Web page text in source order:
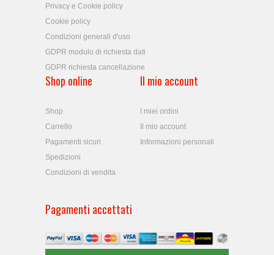
Privacy e Cookie policy
Cookie policy
Condizioni generali d'uso
GDPR modulo di richiesta dati
GDPR richiesta cancellazione
Shop online
Shop
Carrello
Pagamenti sicuri
Spedizioni
Condizioni di vendita
Il mio account
I miei ordini
Il mio account
Informazioni personali
Pagamenti accettati